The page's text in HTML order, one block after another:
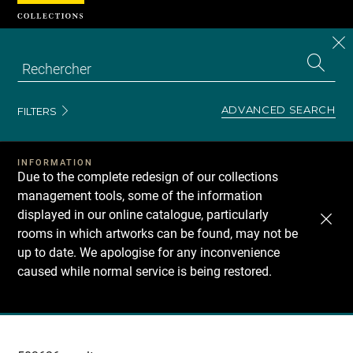
FILTERS ADVANCED SEARCH
INFORMATION
Due to the complete redesign of our collections
management tools, some of the information
displayed in our online catalogue, particularly
rooms in which artworks can be found, may not be
up to date. We apologise for any inconvenience
caused while normal service is being restored.
Recherche
Cookies management panel